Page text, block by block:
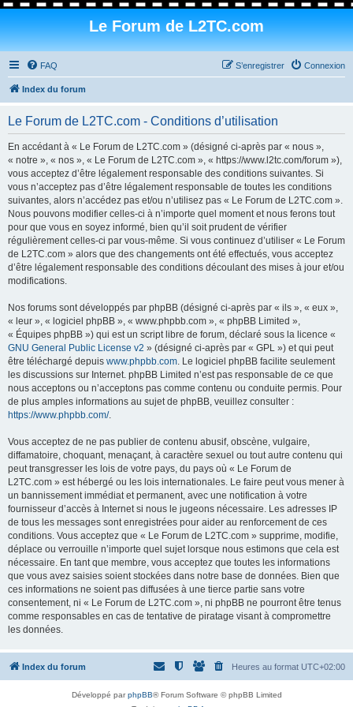
Le Forum de L2TC.com
FAQ Connexion
S’enregistrer
Index du forum
Le Forum de L2TC.com - Conditions d’utilisation
En accédant à « Le Forum de L2TC.com » (désigné ci-après par « nous »,
« notre », « nos », « Le Forum de L2TC.com », « https://www.l2tc.com/forum »),
vous acceptez d’être légalement responsable des conditions suivantes. Si
vous n’acceptez pas d’être légalement responsable de toutes les conditions
suivantes, alors n’accédez pas et/ou n’utilisez pas « Le Forum de L2TC.com ».
Nous pouvons modifier celles-ci à n’importe quel moment et nous ferons tout
pour que vous en soyez informé, bien qu’il soit prudent de vérifier
régulièrement celles-ci par vous-même. Si vous continuez d’utiliser « Le Forum
de L2TC.com » alors que des changements ont été effectués, vous acceptez
d’être légalement responsable des conditions découlant des mises à jour et/ou
modifications.
Nos forums sont développés par phpBB (désigné ci-après par « ils », « eux »,
« leur », « logiciel phpBB », « www.phpbb.com », « phpBB Limited »,
« Équipes phpBB ») qui est un script libre de forum, déclaré sous la licence «
GNU General Public License v2 » (désigné ci-après par « GPL ») et qui peut
être téléchargé depuis www.phpbb.com. Le logiciel phpBB facilite seulement
les discussions sur Internet. phpBB Limited n’est pas responsable de ce que
nous acceptons ou n’acceptons pas comme contenu ou conduite permis. Pour
de plus amples informations au sujet de phpBB, veuillez consulter :
https://www.phpbb.com/.
Vous acceptez de ne pas publier de contenu abusif, obscène, vulgaire,
diffamatoire, choquant, menaçant, à caractère sexuel ou tout autre contenu qui
peut transgresser les lois de votre pays, du pays où « Le Forum de
L2TC.com » est hébergé ou les lois internationales. Le faire peut vous mener à
un bannissement immédiat et permanent, avec une notification à votre
fournisseur d’accès à Internet si nous le jugeons nécessaire. Les adresses IP
de tous les messages sont enregistrées pour aider au renforcement de ces
conditions. Vous acceptez que « Le Forum de L2TC.com » supprime, modifie,
déplace ou verrouille n’importe quel sujet lorsque nous estimons que cela est
nécessaire. En tant que membre, vous acceptez que toutes les informations
que vous avez saisies soient stockées dans notre base de données. Bien que
ces informations ne soient pas diffusées à une tierce partie sans votre
consentement, ni « Le Forum de L2TC.com », ni phpBB ne pourront être tenus
comme responsables en cas de tentative de piratage visant à compromettre
les données.
Index du forum Heures au format UTC+02:00
Développé parphpBB® Forum Software © phpBB Limited